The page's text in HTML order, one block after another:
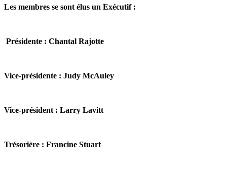
Les membres se sont élus un Exécutif :
Présidente : Chantal Rajotte
Vice-présidente : Judy McAuley
Vice-président : Larry Lavitt
Trésorière : Francine Stuart